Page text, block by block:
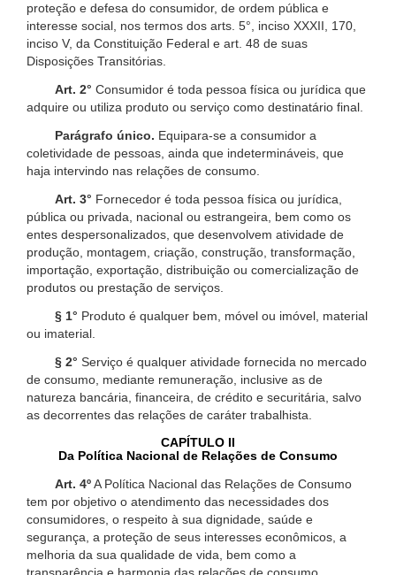
proteção e defesa do consumidor, de ordem pública e
interesse social, nos termos dos arts. 5°, inciso XXXII, 170,
inciso V, da Constituição Federal e art. 48 de suas
Disposições Transitórias.
Art. 2° Consumidor é toda pessoa física ou jurídica que
adquire ou utiliza produto ou serviço como destinatário final.
Parágrafo único. Equipara-se a consumidor a
coletividade de pessoas, ainda que indetermináveis, que
haja intervindo nas relações de consumo.
Art. 3° Fornecedor é toda pessoa física ou jurídica,
pública ou privada, nacional ou estrangeira, bem como os
entes despersonalizados, que desenvolvem atividade de
produção, montagem, criação, construção, transformação,
importação, exportação, distribuição ou comercialização de
produtos ou prestação de serviços.
§ 1° Produto é qualquer bem, móvel ou imóvel, material
ou imaterial.
§ 2° Serviço é qualquer atividade fornecida no mercado
de consumo, mediante remuneração, inclusive as de
natureza bancária, financeira, de crédito e securitária, salvo
as decorrentes das relações de caráter trabalhista.
CAPÍTULO II
Da Política Nacional de Relações de Consumo
Art. 4ºA Política Nacional das Relações de Consumo
tem por objetivo o atendimento das necessidades dos
consumidores, o respeito à sua dignidade, saúde e
segurança, a proteção de seus interesses econômicos, a
melhoria da sua qualidade de vida, bem como a